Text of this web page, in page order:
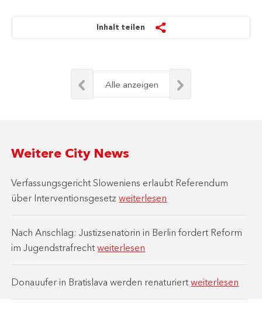
Inhalt teilen
Alle anzeigen
Weitere City News
Verfassungsgericht Sloweniens erlaubt Referendum
über Interventionsgesetzweiterlesen
Nach Anschlag: Justizsenatorin in Berlin fordert Reform
im Jugendstrafrechtweiterlesen
Donauufer in Bratislava werden renaturiertweiterlesen